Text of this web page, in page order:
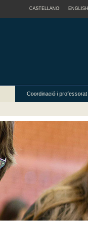
CASTELLANO ENGLISH
Coordinació i professorat